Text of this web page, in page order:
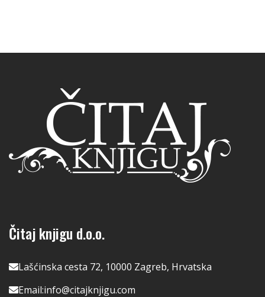
Čitaj knjigu d.o.o.
Lašćinska cesta 72, 10000 Zagreb, Hrvatska
Email:info@citajknjigu.com